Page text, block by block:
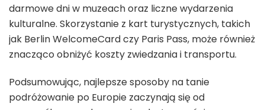
darmowe dni w muzeach oraz liczne wydarzenia
kulturalne. Skorzystanie z kart turystycznych, takich
jak Berlin WelcomeCard czy Paris Pass, może również
znacząco obniżyć koszty zwiedzania i transportu.
Podsumowując, najlepsze sposoby na tanie
podróżowanie po Europie zaczynają się od